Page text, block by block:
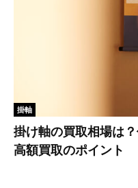
掛軸
掛け軸の買取相場は
高額買取のポイント